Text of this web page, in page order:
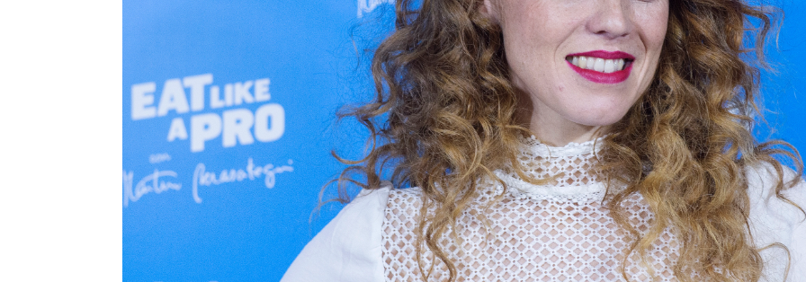
Elena Sánchez-Beato Úbeda
Madrid
Publicado:25 de agosto de 2022, 14:57
WhatsappFacebook
X
Más información
María Castro se va de
boda y acaba en una
piscina a 8 grados: "Me
han quedado las piernas
Si hay una faceta en la queMaría Castrodestaca
más allá que la de actriz, es en la de ser madre. Y
es que, María se convirtió en mamá por primera vez
hace 6 años consu hija Maia,y desde hace casi